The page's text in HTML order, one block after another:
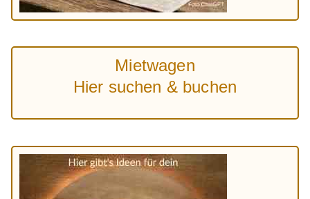
Mietwagen
Hier suchen & buchen